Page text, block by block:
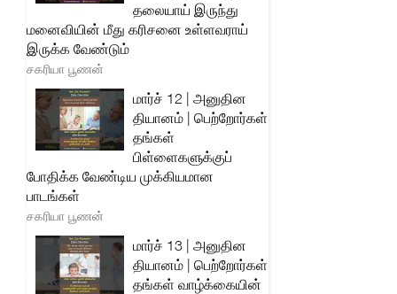
தலையாய் இருந்து
மனைவியின் மீது கரிசனை உள்ளவராய்
இருக்க வேண்டும்
சகரியா பூணன்
மார்ச் 12 | அனுதின
தியானம் | பெற்றோர்கள்
தங்கள்
பிள்ளைகளுக்குப்
போதிக்க வேண்டிய முக்கியமான
பாடங்கள்
சகரியா பூணன்
மார்ச் 13 | அனுதின
தியானம் | பெற்றோர்கள்
தங்கள் வாழ்க்கையின்